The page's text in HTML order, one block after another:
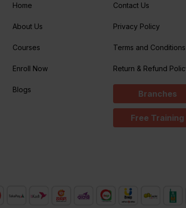
Home
About Us
Courses
Enroll Now
Blogs
Contact Us
Privacy Policy
Terms and Conditions
Return & Refund
Branches
Free Training